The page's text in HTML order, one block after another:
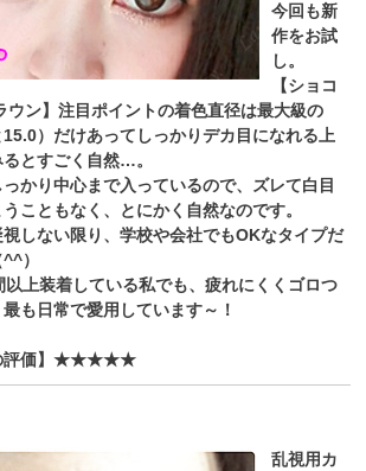
今回も新
作をお試
し。
【ショコ
ウン】注目ポイントの着色直径は最大級の
）だけあってしっかりデカ目になれる上
とすごく自然…。
かり中心まで入っているので、ズレて白目
こともなく、とにかく自然なのです。
しない限り、学校や会社でもOKなタイプだ
）
以上装着している私でも、疲れにくくゴロつ
も日常で愛用しています～！
価】 ★★★★★
乱視用カ